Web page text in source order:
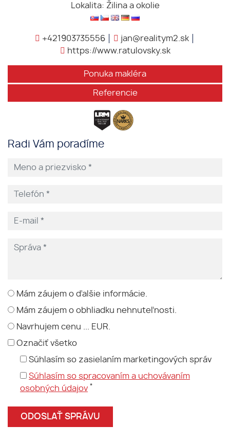
Lokalita: Žilina a okolie
+421903735556
jan@realitym2.sk
https://www.ratulovsky.sk
Ponuka makléra
Referencie
Radi Vám poradíme
Mám záujem o ďalšie informácie.
Mám záujem o obhliadku nehnuteľnosti.
Navrhujem cenu ... EUR.
Označiť všetko
Súhlasím so zasielaním marketingových správ
Súhlasím so spracovaním a uchovávaním
osobných údajov *